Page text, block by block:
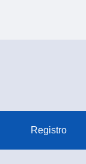
Registro